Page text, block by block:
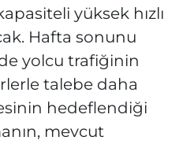
yüksek hızlı
Hafta sonunu
yolcu trafiğinin
talebe daha
hedeflendiği
mevcut